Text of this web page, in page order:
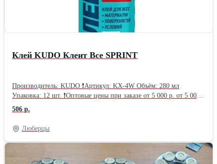
Контактный телефон +38163626334, Вайбер, Вотсап
+38163626334 Гордана Ачимович Крушевац, Сербия Бордер-
колли - Щенки бордер-колли +38163626334
Клей KUDO Клеит Все SPRINT
Производитель: KUDO ❗Артикул: KX-4W Объём: 280 мл
Упаковка: 12 шт. ❗Оптовые цены при заказе от 5 000 р. от 5 000
р.: 506.52 руб. от 30 000 р.: 487.76 руб. от 60 000 р.: 469.00 руб.
506 р.
Люберцы